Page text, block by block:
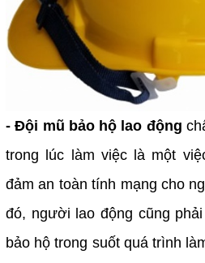
- Đội mũ bảo hộ lao động
trong lúc làm việc là một
đảm an toàn tính mạng cho
đó, người lao động cũng
bảo hộ trong suốt quá trình